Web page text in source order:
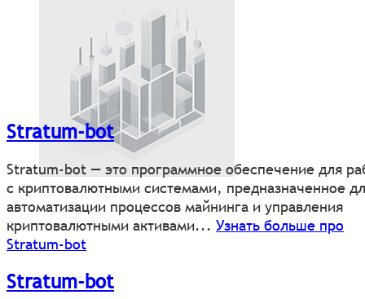
Stratum-bot
Stratum-bot — это программное обеспечение для
с криптовалютными системами, предназначенное
автоматизации процессов майнинга и управления
криптовалютными активами... Узнать больше про
Stratum-bot
Stratum-bot